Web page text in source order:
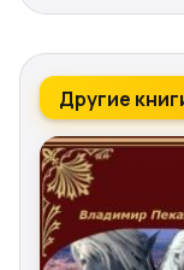
Другие